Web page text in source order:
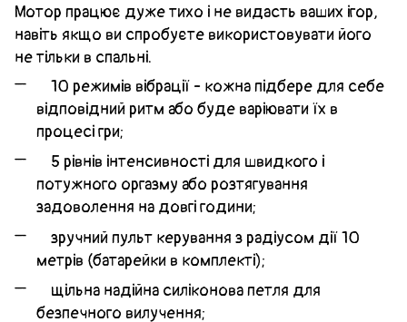
Мотор працює дуже тихо і не видасть ваших ігор,
навіть якщо ви спробуєте використовувати його
не тільки в спальні.
10 режимів вібрації - кожна підбере для себе
відповідний ритм або буде варіювати їх в
процесі гри;
5 рівнів інтенсивності для швидкого і
потужного оргазму або розтягування
задоволення на довгі години;
зручний пульт керування з радіусом дії 10
метрів (батарейки в комплекті);
щільна надійна силіконова петля для
безпечного вилучення;